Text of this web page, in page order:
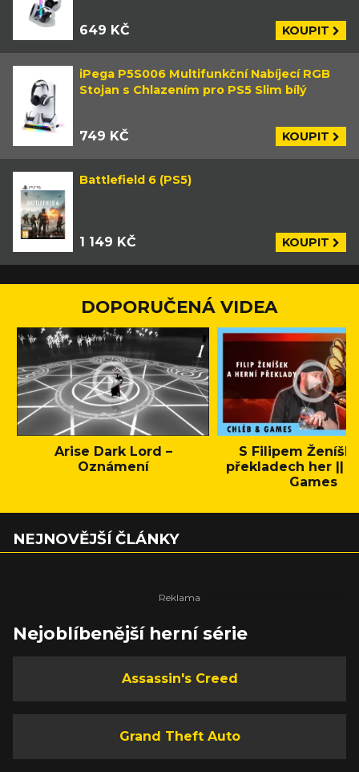
649 KČ KOUPIT
iPega P5S006 Multifunkční Nabíjecí RGB
Stojan s Chlazením pro PS5 Slim bílý
749 KČ KOUPIT
Battlefield 6 (PS5)
1 149 KČ KOUPIT
DOPORUČENÁ VIDEA
Arise Dark Lord –
Oznámení
S Filipem
překladech her ||
Games
NEJNOVĚJŠÍ ČLÁNKY
Nejoblíbenější herní série
Assassin's Creed
Grand Theft Auto